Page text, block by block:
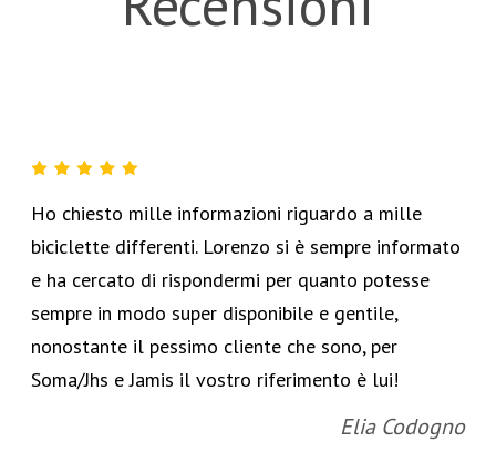
Ho chiesto mille informazioni riguardo a mille
biciclette differenti. Lorenzo si è sempre informato
e ha cercato di rispondermi per quanto potesse
sempre in modo super disponibile e gentile,
nonostante il pessimo cliente che sono, per
Soma/Jhs e Jamis il vostro riferimento è lui!
Elia Codogno